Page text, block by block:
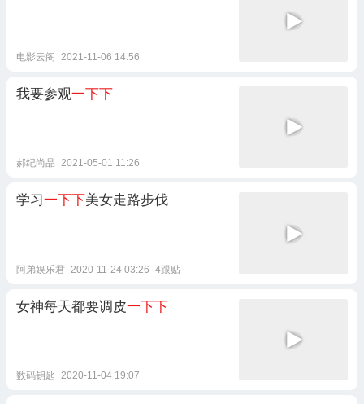
电影云阁 2021-11-06 14:56
我要参观一下下
郝纪尚品 2021-05-01 11:26
学习 一下下美女走路步伐
阿弟娱乐君 2020-11-24 03:26 4跟贴
女神每天都要调皮一下下
数码钥匙 2020-11-04 19:07